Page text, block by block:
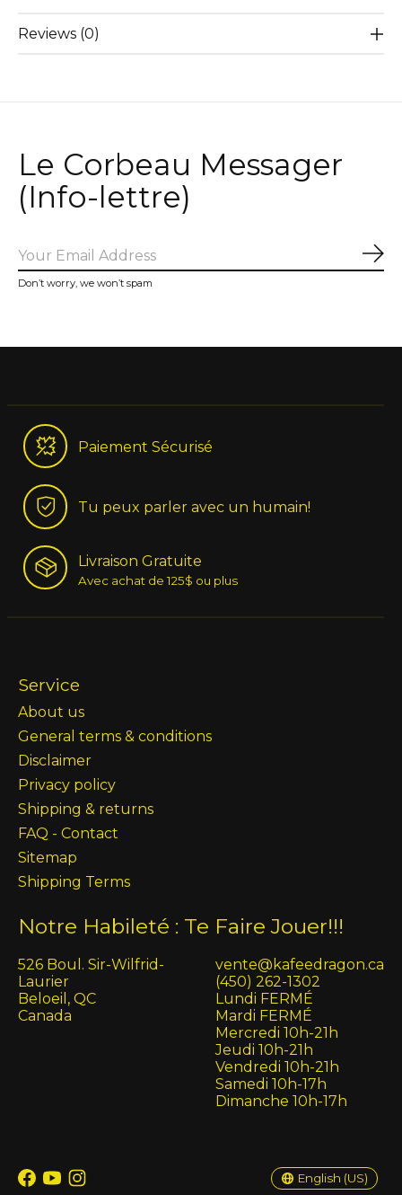
Reviews (0)
Le Corbeau Messager
(Info-lettre)
Don’t worry, we won’t spam
Paiement Sécurisé
Tu peux parler avec un humain!
Livraison Gratuite
Avec achat de 125$ ou plus
Service
About us
General terms & conditions
Disclaimer
Privacy policy
Shipping & returns
FAQ - Contact
Sitemap
Shipping Terms
Notre Habileté : Te Faire Jouer!!!
526 Boul. Sir-Wilfrid-
Laurier
Beloeil, QC
Canada
vente@kafeedragon.ca
(450) 262-1302
Lundi FERMÉ
Mardi FERMÉ
Mercredi 10h-21h
Jeudi 10h-21h
Vendredi 10h-21h
Samedi 10h-17h
Dimanche 10h-17h
English (US)
English (US)